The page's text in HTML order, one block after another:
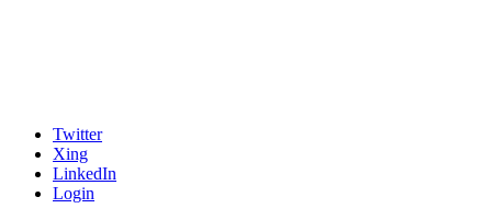
Twitter
Xing
LinkedIn
Login